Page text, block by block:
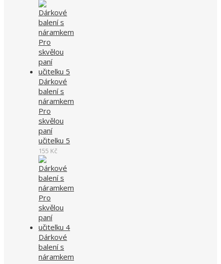
Dárkové
balení s
náramkem
Pro
skvělou
paní
učitelku 5
155 Kč
Dárkové
balení s
náramkem